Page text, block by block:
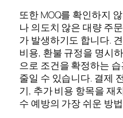
또한 MOQ를 확인하지
나 의도치 않은 대량 주
가 발생하기도 합니다.
비용, 환불 규정을 명시
으로 조건을 확정하는
줄일 수 있습니다. 결제
기, 추가 비용 항목을 재
수 예방의 가장 쉬운 방